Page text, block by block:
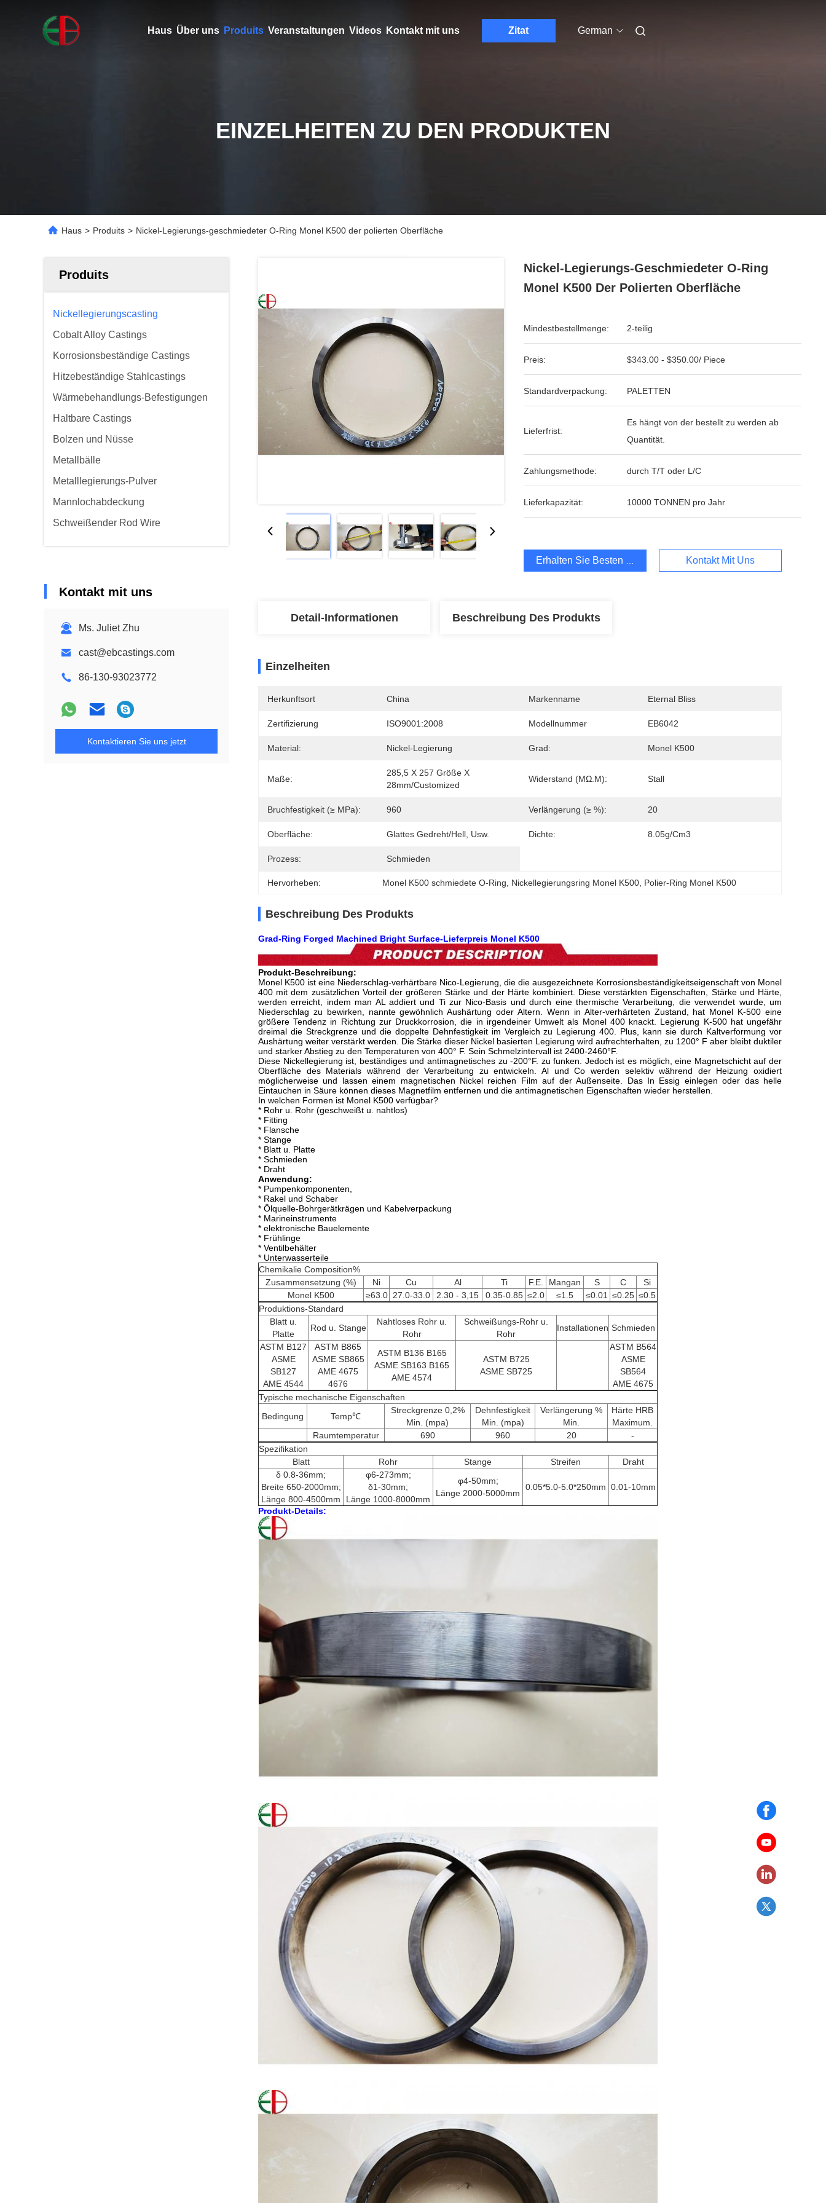
Haus Über uns Produits Veranstaltungen Videos Kontakt mit uns Zitat German
EINZELHEITEN ZU DEN PRODUKTEN
Haus > Produits > Nickel-Legierungs-geschmiedeter O-Ring Monel K500 der polierten Oberfläche
Produits
Nickellegierungscasting
Cobalt Alloy Castings
Korrosionsbeständige Castings
Hitzebeständige Stahlcastings
Wärmebehandlungs-Befestigungen
Haltbare Castings
Bolzen und Nüsse
Metallbälle
Metalllegierungs-Pulver
Mannlochabdeckung
Schweißender Rod Wire
Kontakt mit uns
Ms. Juliet Zhu
cast@ebcastings.com
86-130-93023772
Kontaktieren Sie uns jetzt
Nickel-Legierungs-Geschmiedeter O-Ring
Monel K500 Der Polierten Oberfläche
Mindestbestellmenge: 2-teilig
Preis: $343.00 - $350.00/ Piece
Standardverpackung: PALETTEN
Lieferfrist:
Es hängt von der bestellt zu werden ab
Quantität.
Zahlungsmethode: durch T/T oder L/C
Lieferkapazität: 10000 TONNEN pro Jahr
Erhalten Sie Besten Preis Kontakt Mit Uns
Detail-Informationen Beschreibung Des Produkts
Einzelheiten
Herkunftsort China Markenname Eternal Bliss
Zertifizierung ISO9001:2008 Modellnummer EB6042
Material: Nickel-Legierung Grad: Monel K500
Maße:
285,5 X 257 Größe X
28mm/Customized
Widerstand (μΩ.m): Stall
Bruchfestigkeit (≥ MPa): 960 Verlängerung (≥ %): 20
Oberfläche: Glattes Gedreht/hell, Usw. Dichte: 8.05g/cm3
Prozess: Schmieden
Hervorheben: Monel K500 schmiedete O-Ring Nickellegierungsring Monel K500 Polier-Ring Monel K500
Beschreibung Des Produkts
Grad-Ring Forged Machined Bright Surface-Lieferpreis Monel K500
Produkt-Beschreibung:
Monel K500 ist eine Niederschlag-verhärtbare Nico-Legierung, die die ausgezeichnete Korrosionsbeständigkeitseigenschaft von Monel
400 mit dem zusätzlichen Vorteil der größeren Stärke und der Härte kombiniert. Diese verstärkten Eigenschaften, Stärke und Härte,
werden erreicht, indem man AL addiert und Ti zur Nico-Basis und durch eine thermische Verarbeitung, die verwendet wurde, um
Niederschlag zu bewirken, nannte gewöhnlich Aushärtung oder Altern. Wenn in Alter-verhärteten Zustand, hat Monel K-500 eine
größere Tendenz in Richtung zur Druckkorrosion, die in irgendeiner Umwelt als Monel 400 knackt. Legierung K-500 hat ungefähr
dreimal die Streckgrenze und die doppelte Dehnfestigkeit im Vergleich zu Legierung 400. Plus, kann sie durch Kaltverformung vor
Aushärtung weiter verstärkt werden. Die Stärke dieser Nickel basierten Legierung wird aufrechterhalten, zu 1200° F aber bleibt duktiler
und starker Abstieg zu den Temperaturen von 400° F. Sein Schmelzintervall ist 2400-2460°F.
Diese Nickellegierung ist, beständiges und antimagnetisches zu -200°F. zu funken. Jedoch ist es möglich, eine Magnetschicht auf der
Oberfläche des Materials während der Verarbeitung zu entwickeln. Al und Co werden selektiv während der Heizung oxidiert
möglicherweise und lassen einem magnetischen Nickel reichen Film auf der Außenseite. Das In Essig einlegen oder das helle
Eintauchen in Säure können dieses Magnetfilm entfernen und die antimagnetischen Eigenschaften wieder herstellen.
In welchen Formen ist Monel K500 verfügbar?
* Rohr u. Rohr (geschweißt u. nahtlos)
* Fitting
* Flansche
* Stange
* Blatt u. Platte
* Schmieden
* Draht
Anwendung:
* Pumpenkomponenten,
* Rakel und Schaber
* Ölquelle-Bohrgerätkrägen und Kabelverpackung
* Marineinstrumente
* elektronische Bauelemente
* Frühlinge
* Ventilbehälter
* Unterwasserteile
Chemikalie Composition%
Zusammensetzung (%)
Ni Cu Al Ti F.E. Mangan S C
Si
Monel K500
≥63.0 27.0-33.0 2.30 - 3,15 0.35-0.85 ≤2.0 ≤1.5 ≤0.01 ≤0.25 ≤0.5
Produktions-Standard
Blatt u.
Platte
Rod u. Stange
Nahtloses Rohr u.
Rohr
Schweißungs-Rohr u.
Rohr
Installationen Schmieden
ASTM B127
ASME
SB127
AME 4544
ASTM B865
ASME SB865
AME 4675
4676
ASTM B136 B165
ASME SB163 B165
AME 4574
ASTM B725
ASME SB725
ASTM B564
ASME
SB564
AME 4675
Typische mechanische Eigenschaften
Bedingung
Temp℃
Streckgrenze 0,2%
Min. (mpa)
Dehnfestigkeit
Min. (mpa)
Verlängerung %
Min.
Härte HRB
Maximum.
Raumtemperatur
690 960 20
-
Spezifikation
Blatt
Rohr Stange Streifen
Draht
δ 0.8-36mm;
Breite 650-2000mm;
Länge 800-4500mm
φ6-273mm;
δ1-30mm;
Länge 1000-8000mm
φ4-50mm;
Länge 2000-5000mm
0.05*5.0-5.0*250mm 0.01-10mm
Produkt-Details: